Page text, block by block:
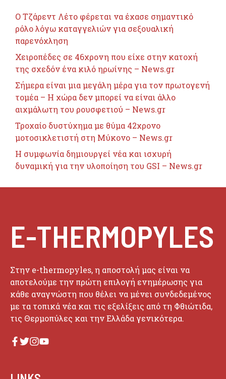
Ο Τζάρεντ Λέτο φέρεται να έχασε σημαντικό
ρόλο λόγω καταγγελιών για σεξουαλική
παρενόχληση
Χειροπέδες σε 46χρονη που είχε στην κατοχή
της σχεδόν ένα κιλό ηρωίνης – News.gr
Σήμερα είναι μια μεγάλη μέρα για τον πρωτογενή
τομέα – Η χώρα δεν μπορεί να είναι άλλο
αιχμάλωτη του ρουσφετιού – News.gr
Τροχαίο δυστύχημα με θύμα 42χρονο
μοτοσικλετιστή στη Μύκονο – News.gr
Η συμφωνία δημιουργεί νέα και ισχυρή
δυναμική για την υλοποίηση του GSI – News.gr
E-THERMOPYLES
Στην e-thermopyles, η αποστολή μας είναι να
αποτελούμε την πρώτη επιλογή ενημέρωσης για
κάθε αναγνώστη που θέλει να μένει συνδεδεμένος
με τα τοπικά νέα και τις εξελίξεις από τη Φθιώτιδα,
τις Θερμοπύλες και την Ελλάδα γενικότερα.